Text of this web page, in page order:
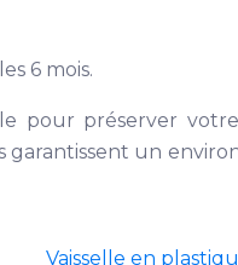
6 mois.
pour préserver
un
Vaisselle en